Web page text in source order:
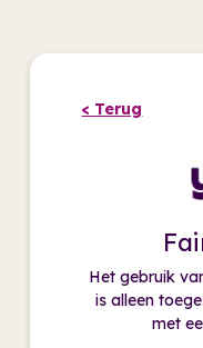
< Terug
Het gebruik
is alleen
met